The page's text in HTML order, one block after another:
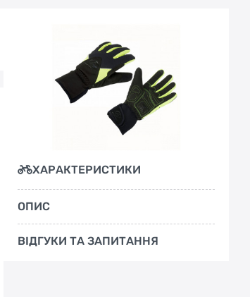
ХАРАКТЕРИСТИКИ
ОПИС
ВІДГУКИ ТА ЗАПИТАННЯ